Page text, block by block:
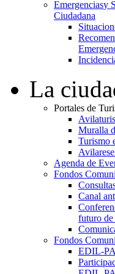
Emergenciasy
Ciudadana
La
Portales de
Muralla
Turismo
Agenda de
Fondos
Canal
futuro de
Fondos
EDIL-